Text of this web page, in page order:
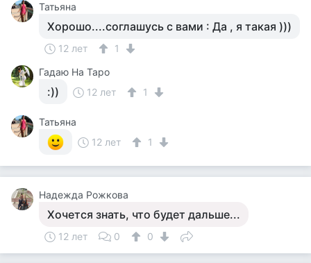
Татьяна
Хорошо....соглашусь с вами : Да , я такая )))
12 лет
1
Гадаю На Таро
:)) 12 лет 1
Татьяна
12 лет
1
Надежда Рожкова
Хочется знать, что будет дальше...
12 лет 0 0